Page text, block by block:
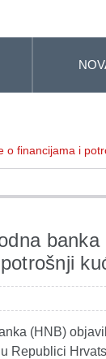
financijama i
(HNB)
Republici